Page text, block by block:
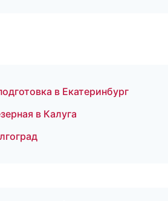
в Екатеринбург
в Калуга